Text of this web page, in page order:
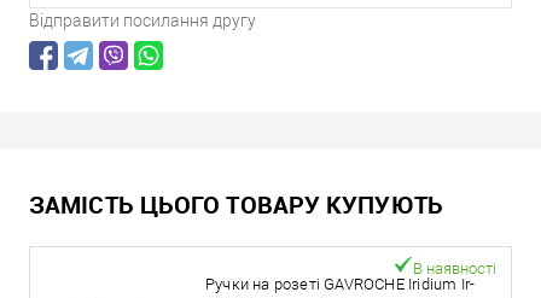
Відправити посилання другу
ЗАМІСТЬ ЦЬОГО ТОВАРУ КУПУЮТЬ
Ручки на розеті GAVROCHE Iridium Ir-
В наявності